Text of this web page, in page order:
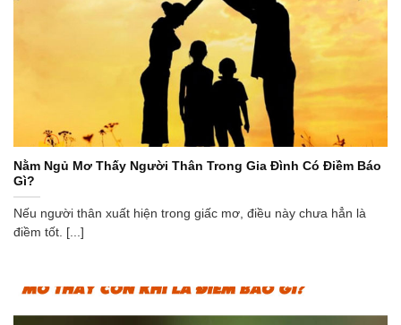
Nằm Ngủ Mơ Thấy Người Thân Trong Gia Đình Có Điềm Báo
Gì?
Nếu người thân xuất hiện trong giấc mơ, điều này chưa hẳn là
điềm tốt. [...]